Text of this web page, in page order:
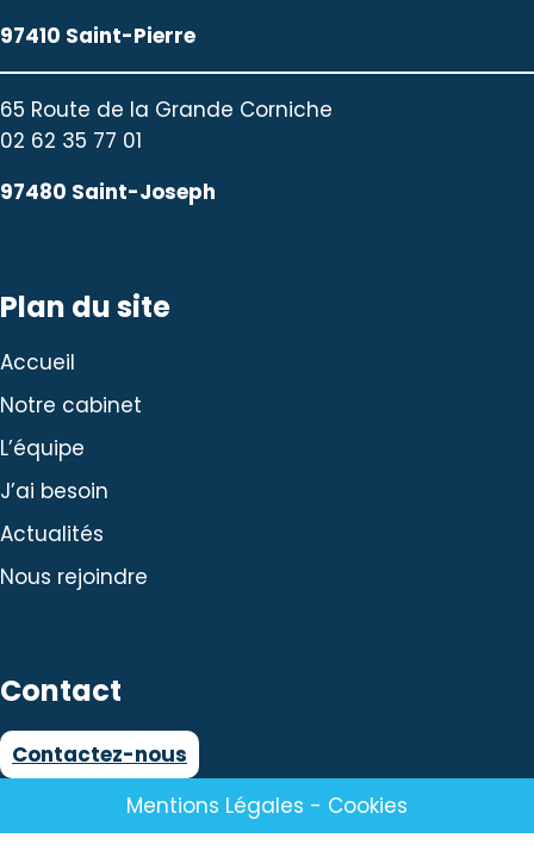
97410 Saint-Pierre
65 Route de la Grande Corniche
02 62 35 77 01
97480 Saint-Joseph
Plan du site
Accueil
Notre cabinet
L’équipe
J’ai besoin
Actualités
Nous rejoindre
Contact
Contactez-nous
Mentions Légales - Cookies